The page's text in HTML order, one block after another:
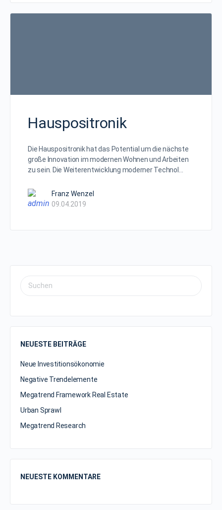
Hauspositronik
Die Hauspositronik hat das Potential um die nächste
große Innovation im modernen Wohnen und Arbeiten
zu sein. Die Weiterentwicklung moderner Technol…
Franz Wenzel
09.04.2019
NEUESTE BEITRÄGE
Neue Investitionsökonomie
Negative Trendelemente
Megatrend Framework Real Estate
Urban Sprawl
Megatrend Research
NEUESTE KOMMENTARE